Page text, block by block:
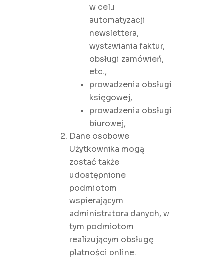
w celu
automatyzacji
newslettera,
wystawiania faktur,
obsługi zamówień,
etc.,
prowadzenia obsługi
księgowej,
prowadzenia obsługi
biurowej,
Dane osobowe
Użytkownika mogą
zostać także
udostępnione
podmiotom
wspierającym
administratora danych, w
tym podmiotom
realizującym obsługę
płatności online.